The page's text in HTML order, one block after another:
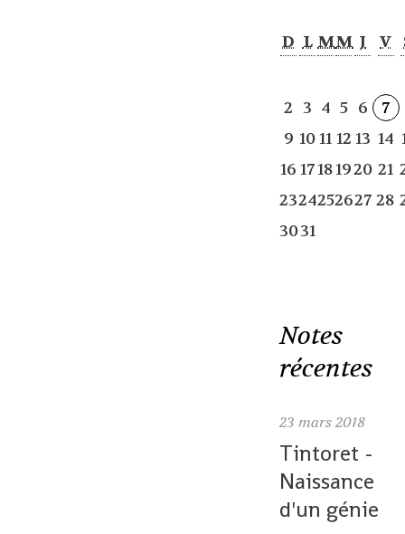
D L MM J V
2 3 4 5 6 7
9 1011 12 13 14
16 17181920 21
2324252627 28
3031
Notes
récentes
23 mars 2018
Tintoret -
Naissance
d'un génie